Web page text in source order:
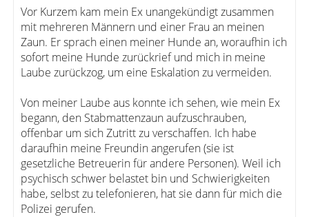
Vor Kurzem kam mein Ex unangekündigt zusammen
mit mehreren Männern und einer Frau an meinen
Zaun. Er sprach einen meiner Hunde an, woraufhin ich
sofort meine Hunde zurückrief und mich in meine
Laube zurückzog, um eine Eskalation zu vermeiden.
Von meiner Laube aus konnte ich sehen, wie mein Ex
begann, den Stabmattenzaun aufzuschrauben,
offenbar um sich Zutritt zu verschaffen. Ich habe
daraufhin meine Freundin angerufen (sie ist
gesetzliche Betreuerin für andere Personen). Weil ich
psychisch schwer belastet bin und Schwierigkeiten
habe, selbst zu telefonieren, hat sie dann für mich die
Polizei gerufen.